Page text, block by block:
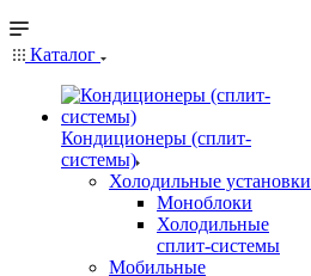
Каталог
Кондиционеры (сплит-
системы)
Холодильные установки
Моноблоки
Холодильные
сплит-системы
Мобильные